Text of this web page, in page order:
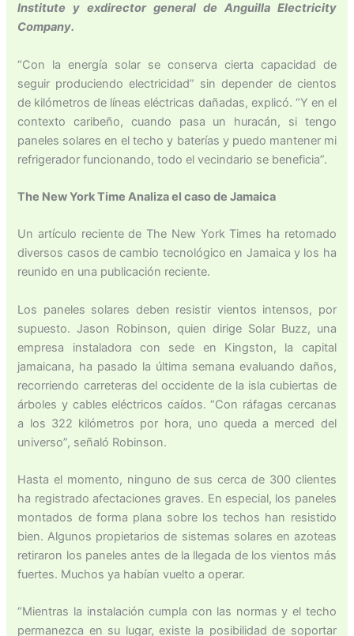
Institute y exdirector general de Anguilla Electricity
Company.
“Con la energía solar se conserva cierta capacidad de
seguir produciendo electricidad” sin depender de cientos
de kilómetros de líneas eléctricas dañadas, explicó. “Y en el
contexto caribeño, cuando pasa un huracán, si tengo
paneles solares en el techo y baterías y puedo mantener mi
refrigerador funcionando, todo el vecindario se beneficia”.
The New York Time Analiza el caso de Jamaica
Un artículo reciente de The New York Times ha retomado
diversos casos de cambio tecnológico en Jamaica y los ha
reunido en una publicación reciente.
Los paneles solares deben resistir vientos intensos, por
supuesto. Jason Robinson, quien dirige Solar Buzz, una
empresa instaladora con sede en Kingston, la capital
jamaicana, ha pasado la última semana evaluando daños,
recorriendo carreteras del occidente de la isla cubiertas de
árboles y cables eléctricos caídos. “Con ráfagas cercanas
a los 322 kilómetros por hora, uno queda a merced del
universo”, señaló Robinson.
Hasta el momento, ninguno de sus cerca de 300 clientes
ha registrado afectaciones graves. En especial, los paneles
montados de forma plana sobre los techos han resistido
bien. Algunos propietarios de sistemas solares en azoteas
retiraron los paneles antes de la llegada de los vientos más
fuertes. Muchos ya habían vuelto a operar.
“Mientras la instalación cumpla con las normas y el techo
permanezca en su lugar, existe la posibilidad de soportar